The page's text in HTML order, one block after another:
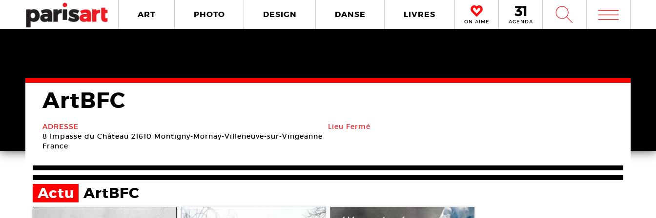
ART PHOTO DESIGN DANSE LIVRES
ON AIME AGENDA W m
ArtBFC
ADRESSE
8 Impasse du Château 21610 Montigny-Mornay-Villeneuve-sur-Vingeanne
France
Lieu Fermé
Actu ArtBFC